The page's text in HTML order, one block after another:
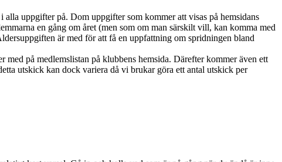
uppgifter på. Dom uppgifter som kommer att visas på hemsidans
en gång om året (men som om man särskilt vill, kan komma med
är med för att få en uppfattning om spridningen bland
på medlemslistan på klubbens hemsida. Därefter kommer även ett
utskick kan dock variera då vi brukar göra ett antal utskick per